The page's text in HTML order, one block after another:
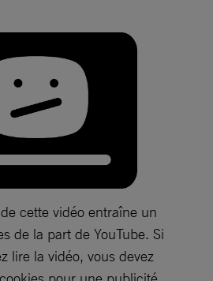
cette vidéo entraîne un
de la part de YouTube. Si
lire la vidéo, vous devez